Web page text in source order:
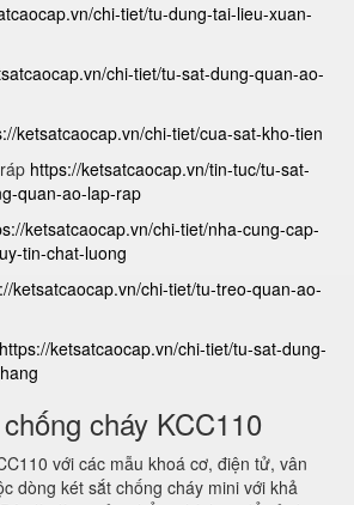
chi-tiet/tu-dung-tai-lieu-xuan-
chi-tiet/tu-sat-dung-quan-ao-
ketsatcaocap.vn/chi-tiet/cua-sat-kho-tien
https://ketsatcaocap.vn/tin-tuc/tu-sat-
quan-ao-lap-rap
ketsatcaocap.vn/chi-tiet/nha-cung-cap-
tin-chat-luong
ketsatcaocap.vn/chi-tiet/tu-treo-quan-ao-
https://ketsatcaocap.vn/chi-tiet/tu-sat-dung-
cháy KCC110
với các mẫu khoá cơ, điện tử, vân
dòng két sắt chống cháy mini với khả